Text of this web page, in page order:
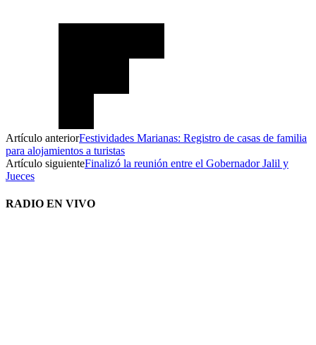
Artículo anteriorFestividades Marianas: Registro de casas de familia
para alojamientos a turistas
Artículo siguienteFinalizó la reunión entre el Gobernador Jalil y
Jueces
RADIO EN VIVO